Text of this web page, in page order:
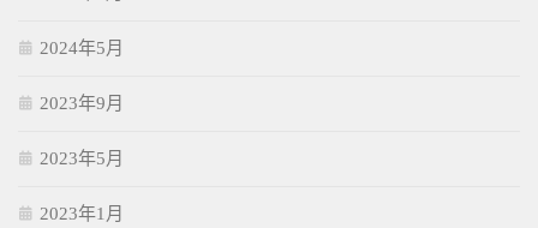
2024年5月
2023年9月
2023年5月
2023年1月